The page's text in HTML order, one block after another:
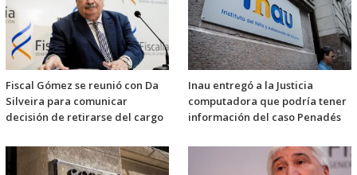
Fiscal Gómez se reunió con Da
Silveira para comunicar
decisión de retirarse del cargo
Inau entregó a la Justicia
computadora que podría tener
información del caso Penadés